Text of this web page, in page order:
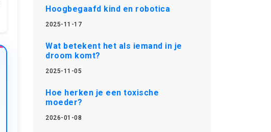
Hoogbegaafd kind en robotica
2025-11-17
Wat betekent het als iemand in je
droom komt?
2025-11-05
Hoe herken je een toxische
moeder?
2026-01-08